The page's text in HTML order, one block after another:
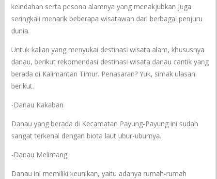
keindahan serta pesona alamnya yang menakjubkan juga
seringkali menarik beberapa wisatawan dari berbagai penjuru
dunia.
Untuk kalian yang menyukai destinasi wisata alam, khususnya
danau, berikut rekomendasi destinasi wisata danau cantik yang
berada di Kalimantan Timur. Penasaran? Yuk, simak ulasan
berikut.
-Danau Kakaban
Danau yang berada di Kecamatan Payung-Payung ini sudah
sangat terkenal dengan biota laut ubur-uburnya.
-Danau Melintang
Danau ini memiliki keunikan, yaitu adanya rumah-rumah